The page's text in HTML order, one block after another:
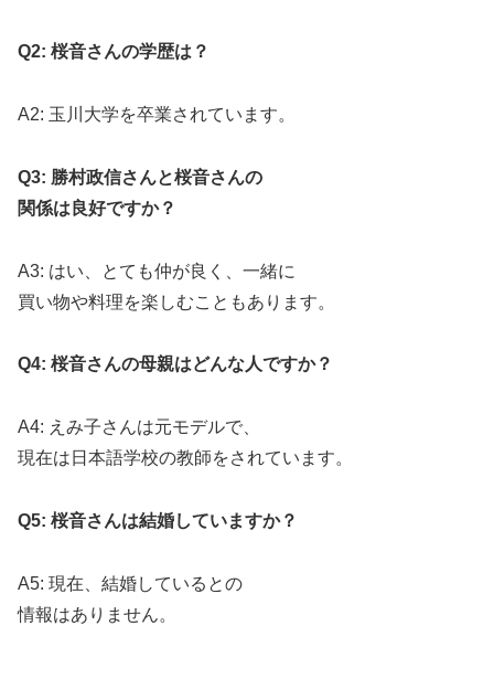
Q2: 桜音さんの学歴は？
A2: 玉川大学を卒業されています。
Q3: 勝村政信さんと桜音さんの
関係は良好ですか？
A3: はい、とても仲が良く、一緒に
買い物や料理を楽しむこともあります。
Q4: 桜音さんの母親はどんな人ですか？
A4: えみ子さんは元モデルで、
現在は日本語学校の教師をされています。
Q5: 桜音さんは結婚していますか？
A5: 現在、結婚しているとの
情報はありません。